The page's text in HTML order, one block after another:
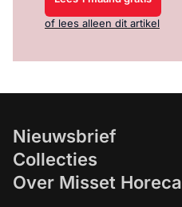
of lees alleen dit artikel
Nieuwsbrief
Collecties
Over Misset Horeca